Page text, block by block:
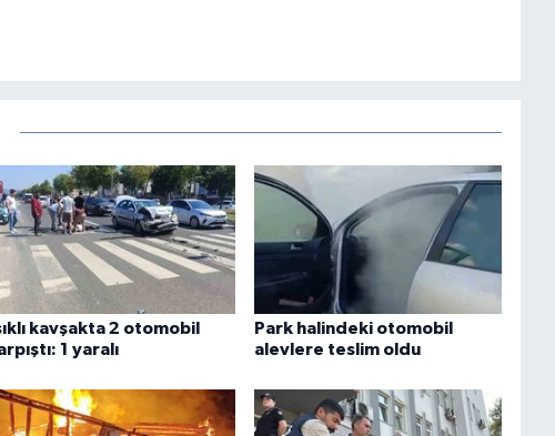
kavşakta 2 otomobil
1 yaralı
Park halindeki otomobil
alevlere teslim oldu